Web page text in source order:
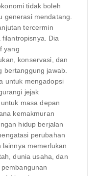
tidak boleh
generasi mendatang.
tercermin
Dia
yang
konservasi, dan
bertanggung jawab.
untuk mengadopsi
jejak
masa depan
kemakmuran
hidup berjalan
perubahan
lainnya memerlukan
dunia usaha, dan